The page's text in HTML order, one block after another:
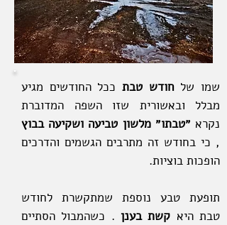
שמו שלחודש טבת ככל החודשים מגיע
מבלל ובאשורית שזו השפה המדוברת
נקרא ״טבתו״ מלשון טביעה ושקיעה בבוץ
, כי בחודש זה מתרבים הגשמים והדרכים
הופכות בוציות.
תופעת טבע נוספת שמתקשרת לחודש
טבת היא קשת בענן . כשהמבול הסתיים